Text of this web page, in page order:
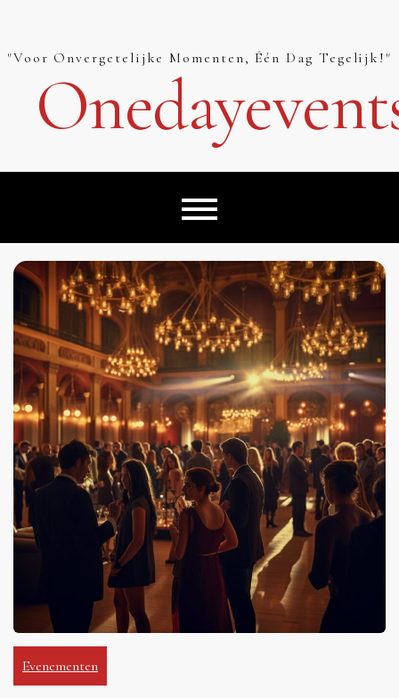
content
"Voor Onvergetelijke Momenten, Één Dag Tegelijk!"
Evenementen